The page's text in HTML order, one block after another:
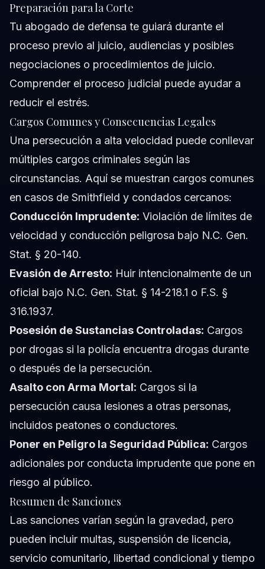
Preparación para la Corte
Tu abogado de defensa te guiará durante el
proceso previo al juicio, audiencias y posibles
negociaciones o procedimientos de juicio.
Comprender el proceso judicial puede ayudar a
reducir el estrés.
Cargos Comunes y Consecuencias Legales
Una persecución a alta velocidad puede conllevar
múltiples cargos criminales según las
circunstancias. Aquí se muestran cargos comunes
en casos de Smithfield y condados cercanos:
Conducción Imprudente: Violación de límites de
velocidad y conducción peligrosa bajo N.C. Gen.
Stat. § 20-140.
Evasión de Arresto: Huir intencionalmente de un
oficial bajo N.C. Gen. Stat. § 14-218.1 o F.S. §
316.1937.
Posesión de Sustancias Controladas: Cargos
por drogas si la policía encuentra drogas durante
o después de la persecución.
Asalto con Arma Mortal: Cargos si la
persecución causa lesiones a otras personas,
incluidos peatones o conductores.
Poner en Peligro la Seguridad Pública: Cargos
adicionales por conducta imprudente que pone en
riesgo al público.
Resumen de Sanciones
Las sanciones varían según la gravedad, pero
pueden incluir multas, suspensión de licencia,
servicio comunitario, libertad condicional y tiempo